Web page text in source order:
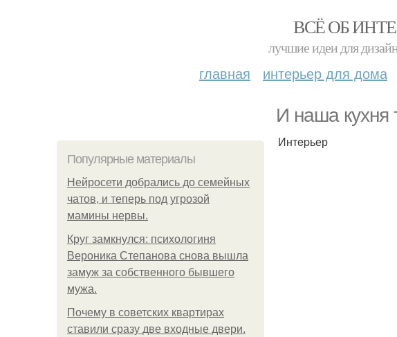
ВСЁ ОБ
лучшие идеи для
главная интерьер для дома
И нашa кухня
Популярные материалы
Нейросети добрались до семейных
чатов, и теперь под угрозой
мамины нервы.
Круг замкнулся: психологиня
Вероника Степанова снова вышла
замуж за собственного бывшего
мужа.
Почему в советских квартирах
ставили сразу две входные двери.
Интepьер